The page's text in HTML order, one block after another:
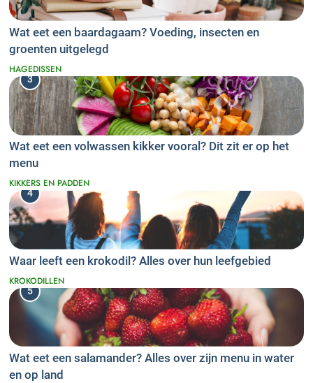
Wat eet een baardagaam? Voeding, insecten en
groenten uitgelegd
HAGEDISSEN
3
Wat eet een volwassen kikker vooral? Dit zit er op het
menu
KIKKERS EN PADDEN
4
Waar leeft een krokodil? Alles over hun leefgebied
KROKODILLEN
5
Wat eet een salamander? Alles over zijn menu in water
en op land